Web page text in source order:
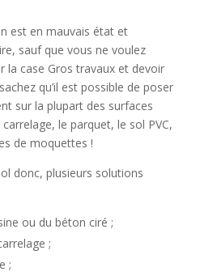
est en mauvais état et
sauf que vous ne voulez
la case Gros travaux et devoir
qu’il est possible de poser
sur la plupart des surfaces
le parquet, le sol PVC,
de moquettes !
donc, plusieurs solutions
ou du béton ciré ;
;
;